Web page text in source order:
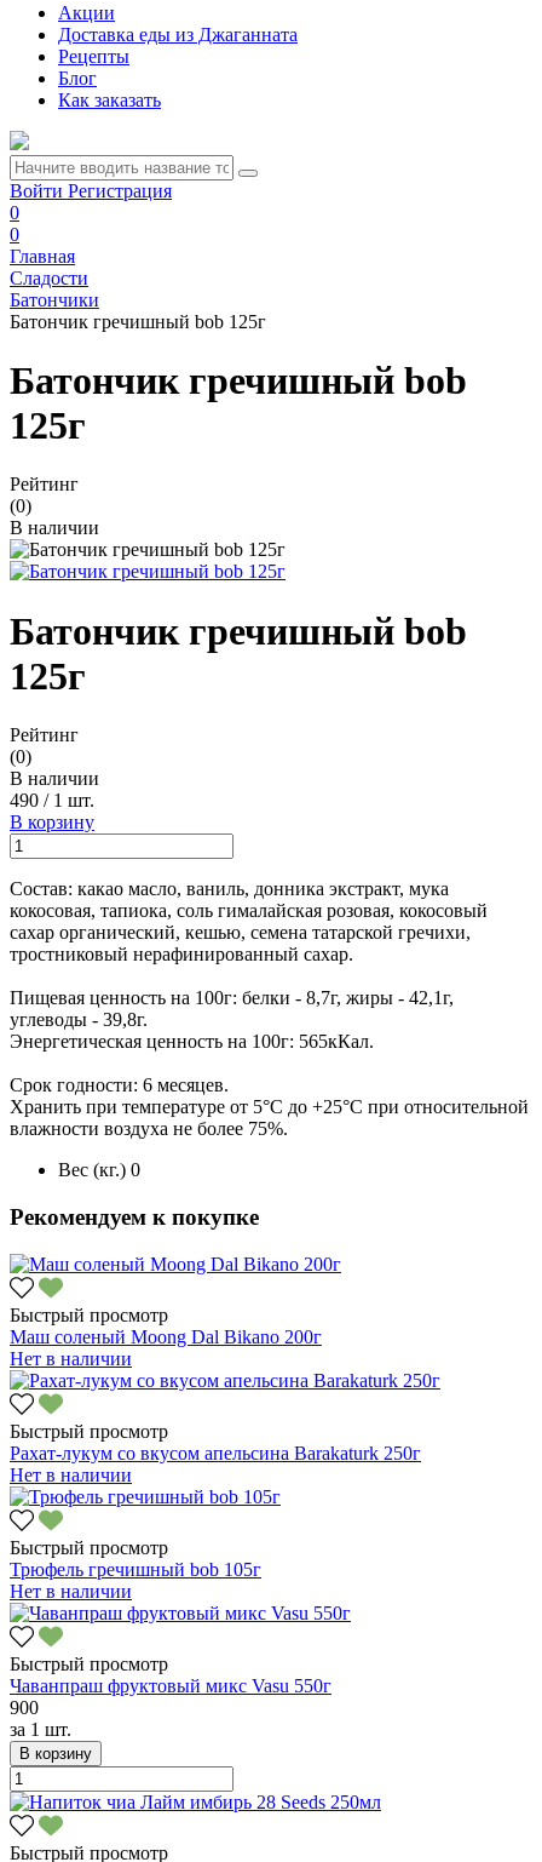
Акции
Доставка еды из Джаганната
Рецепты
Блог
Как заказать
Войти Регистрация
0
0
Главная
Сладости
Батончики
Батончик гречишный bob 125г
Батончик гречишный bob
125г
Рейтинг
(0)
В наличии
Батончик гречишный bob
125г
Рейтинг
(0)
В наличии
490 / 1 шт.
В корзину
Состав: какао масло, ваниль, донника экстракт, мука
кокосовая, тапиока, соль гималайская розовая, кокосовый
сахар органический, кешью, семена татарской гречихи,
тростниковый нерафинированный сахар.
Пищевая ценность на 100г: белки - 8,7г, жиры - 42,1г,
углеводы - 39,8г.
Энергетическая ценность на 100г: 565кКал.
Срок годности: 6 месяцев.
Хранить при температуре от 5°С до +25°С при относительной
влажности воздуха не более 75%.
Вес (кг.) 0
Рекомендуем к покупке
Быстрый просмотр
Маш соленый Moong Dal Bikano 200г
Нет в наличии
Быстрый просмотр
Рахат-лукум со вкусом апельсина Barakaturk 250г
Нет в наличии
Быстрый просмотр
Трюфель гречишный bob 105г
Нет в наличии
Быстрый просмотр
Чаванпраш фруктовый микс Vasu 550г
900
за 1 шт.
В корзину
Быстрый просмотр